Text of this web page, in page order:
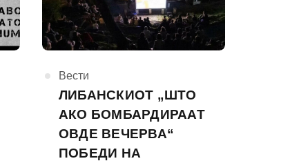
КАтегорија
Вести
ЛИБАНСКИОТ „ШТО
АКО БОМБАРДИРААТ
ОВДЕ ВЕЧЕРВА“
ПОБЕДИ НА